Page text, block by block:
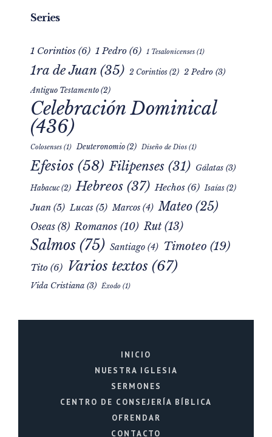
1 Corintios(6) 1 Pedro
1ra de Juan (35)
Antiguo Testamento(2)
Celebración Dominical
(436)
Colosenses Deuteronomio(2) Diseño de Dios (1)
Efesios (58) Filipenses Gálatas
Hebreos (37) Hechos (6) Isaías
Juan (5) Lucas Marcos (4) Mateo
Oseas(8) Romanos Rut (13)
Salmos(75) Santiago (4) Timoteo
Tito (6) Varios textos (67)
INICIO
NUESTRA IGLESIA
SERMONES
CENTRO DE CONSEJERÍA BÍBLICA
OFRENDAR